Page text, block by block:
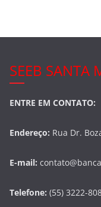
SEEB SANTA
ENTRE EM CONTATO:
Endereço: Rua Dr.
E-mail:
Telefone: (55) 3222-